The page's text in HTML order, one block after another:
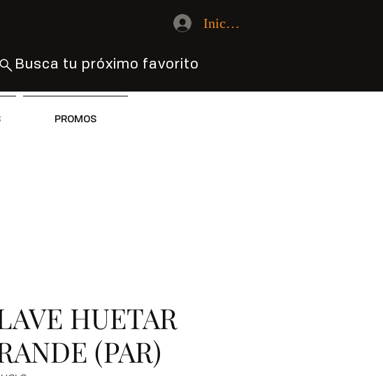
Iniciar sesión
Busca tu próximo favorito
PROMOS
HUETAR
(PAR)